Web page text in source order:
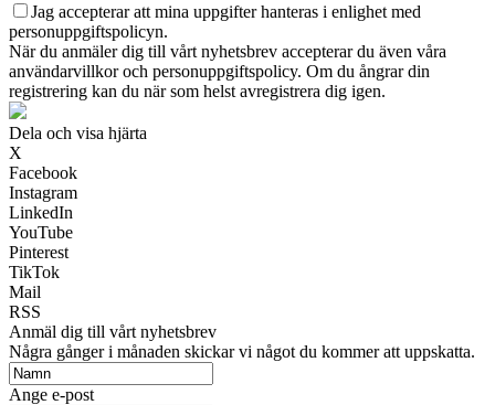
Jag accepterar att mina uppgifter hanteras i enlighet med
personuppgiftspolicyn.
När du anmäler dig till vårt nyhetsbrev accepterar du även våra
användarvillkor och personuppgiftspolicy. Om du ångrar din
registrering kan du när som helst avregistrera dig igen.
Dela och visa hjärta
X
Facebook
Instagram
LinkedIn
YouTube
Pinterest
TikTok
Mail
RSS
Anmäl dig till vårt nyhetsbrev
Några gånger i månaden skickar vi något du kommer att uppskatta.
Ange e-post